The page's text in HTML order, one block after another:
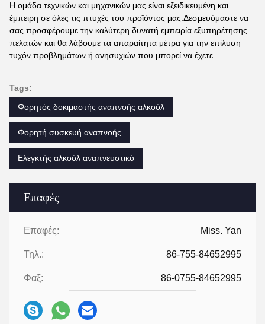
Επαφές
Επαφές: Miss. Yan
Τηλ.: 86-755-84652995
Φαξ: 86-0755-84652995
Η ομάδα τεχνικών και μηχανικών μας είναι εξειδικευμένη και
έμπειρη σε όλες τις πτυχές του προϊόντος μας.Δεσμευόμαστε να
σας προσφέρουμε την καλύτερη δυνατή εμπειρία εξυπηρέτησης
πελατών και θα λάβουμε τα απαραίτητα μέτρα για την επίλυση
τυχόν προβλημάτων ή ανησυχιών που μπορεί να έχετε..
Tags:
Φορητός δοκιμαστής αναπνοής αλκοόλ
Φορητή συσκευή αναπνοής
Ελεγκτής αλκοόλ αναπνευστικό